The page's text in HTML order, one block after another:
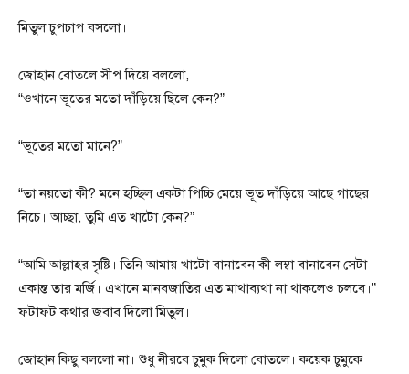
মিতুল চুপচাপ বসলো।
জোহান বোতলে সীপ দিয়ে বললো,
“ওখানে ভূতের মতো দাঁড়িয়ে ছিলে কেন?”
“ভূতের মতো মানে?”
“তা নয়তো কী? মনে হচ্ছিল একটা পিচ্চি মেয়ে ভূত দাঁড়িয়ে আছে গাছের
নিচে। আচ্ছা, তুমি এত খাটো কেন?”
“আমি আল্লাহর সৃষ্টি। তিনি আমায় খাটো বানাবেন কী লম্বা বানাবেন সেটা
একান্ত তার মর্জি। এখানে মানবজাতির এত মাথাব্যথা না থাকলেও চলবে।”
ফটাফট কথার জবাব দিলো মিতুল।
জোহান কিছু বললো না। শুধু নীরবে চুমুক দিলো বোতলে। কয়েক চুমুকে